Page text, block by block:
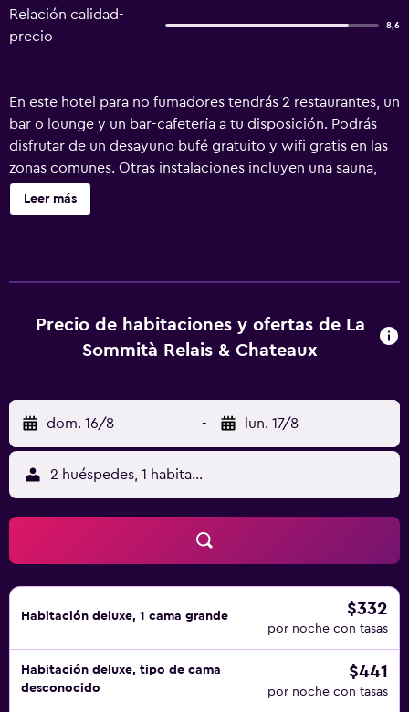
Relación calidad-
precio
8,6
En este hotel para no fumadores tendrás 2 restaurantes, un
bar o lounge y un bar-cafetería a tu disposición. Podrás
disfrutar de un desayuno bufé gratuito y wifi gratis en las
zonas comunes. Otras instalaciones incluyen una sauna,
una cafetería y aparcamiento sin asistencia. La Sommità
Relais & Chateaux ofrece 15 alojamientos con minibar y
permite a sus clientes elegir el tipo de almohada. Se
ofrece una televisión LCD con canales digitales. Los baños
hotel en Ostuni ofrece acceso a Internet wifi gratis. Los
servicios para las personas de negocios incluyen
escritorio y teléfono. Las habitaciones también incluyen
secador de pelo y artículos de higiene personal gratuitos.
Se ofrece servicio de descubierta nocturno y servicio de
limpieza todos los días. Es posible solicitar masajes en la
habitación. Los servicios de ocio y esparcimiento en este
hotel incluyen sauna. Se pueden practicar las actividades
de ocio y esparcimiento que se indican más abajo en las
instalaciones o cerca del alojamiento (es posible que se
Leer más
Precio de habitaciones y ofertas de La
Sommità Relais & Chateaux
dom. 16/8 - lun. 17/8
2 huéspedes, 1 habitación
Habitación deluxe, 1 cama grande $332
por noche con tasas
Habitación deluxe, tipo de cama
desconocido
$441
por noche con tasas